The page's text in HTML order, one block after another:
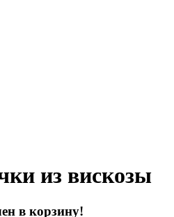
из вискозы
в корзину!